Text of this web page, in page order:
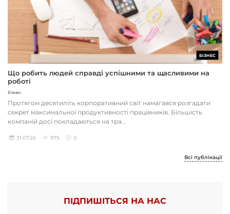
БІЗНЕС
Що робить людей справді успішними та щасливими на
роботі
Бізнес
Протягом десятиліть корпоративний світ намагався розгадати
секрет максимальної продуктивності працівників. Більшість
компаній досі покладаються на тра...
31.07.26 975 0
Всі публікації
ПІДПИШІТЬСЯ НА НАС